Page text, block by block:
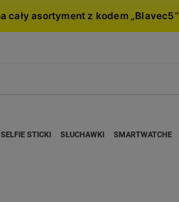
cały asortyment z kodem „Blavec5”
SELFIE STICKI SŁUCHAWKI SMARTWATCHE